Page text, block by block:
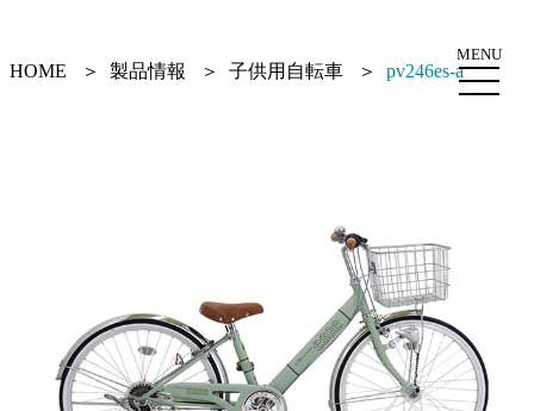
MENU
HOME 製品情報 子供用自転車 pv246es-a